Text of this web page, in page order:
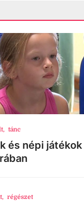
, tánc
és népi játékok
, régészet